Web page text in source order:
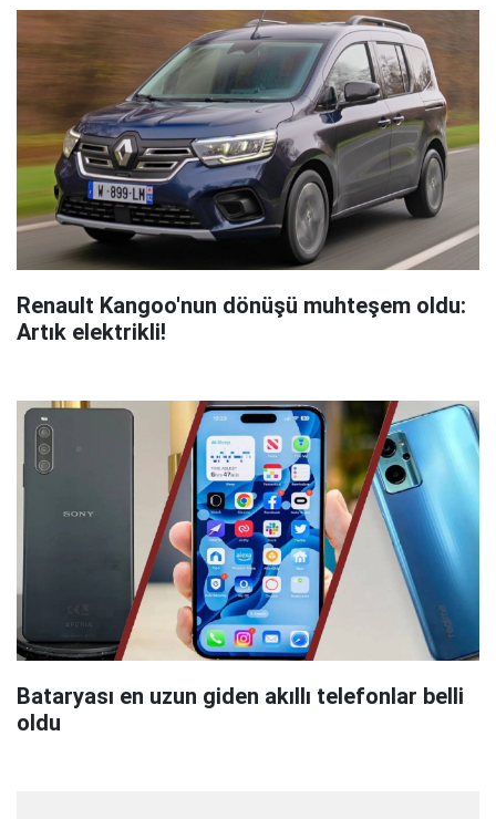
Renault Kangoo'nun dönüşü muhteşem oldu:
Artık elektrikli!
Bataryası en uzun giden akıllı telefonlar belli
oldu